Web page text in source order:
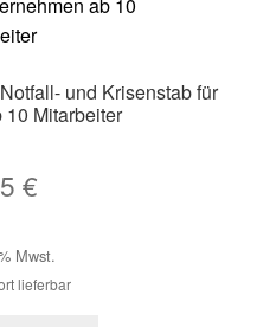
und Krisenstab für
10 Mitarbeiter
€
Mwst.
lieferbar